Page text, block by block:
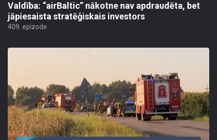
Valdība: “airBaltic” nākotne nav apdraudēta, bet
jāpiesaista stratēģiskais investors
409. epizode